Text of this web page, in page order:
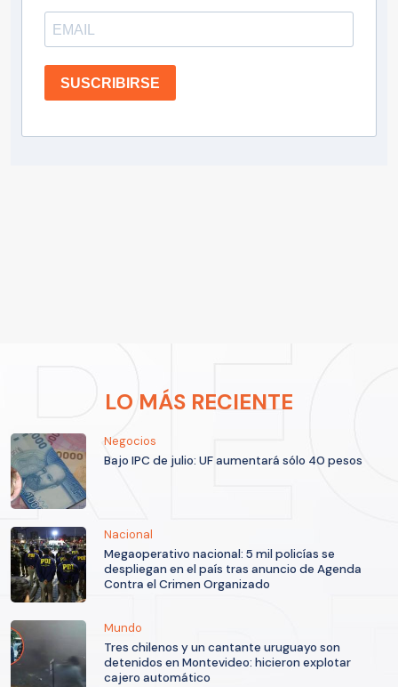
SUSCRIBIRSE
LO MÁS RECIENTE
Negocios
Bajo IPC de julio: UF aumentará sólo 40 pesos
Nacional
Megaoperativo nacional: 5 mil policías se
despliegan en el país tras anuncio de Agenda
Contra el Crimen Organizado
Mundo
Tres chilenos y un cantante uruguayo son
detenidos en Montevideo: hicieron explotar
cajero automático